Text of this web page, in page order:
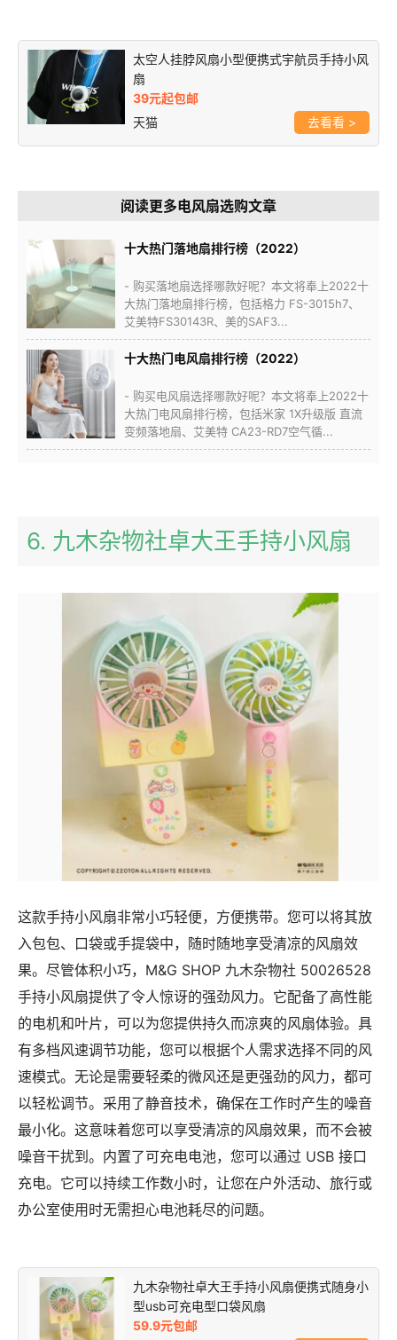
太空人挂脖风扇小型便携式宇航员手持小风
扇
39元起包邮
天猫
>
阅读更多电风扇选购文章
十大热门落地扇排行榜（2022）
- 购买落地扇选择哪款好呢？本文将奉上2022十
大热门落地扇排行榜，包括格力 FS-3015h7、
艾美特FS30143R、美的SAF3...
十大热门电风扇排行榜（2022）
- 购买电风扇选择哪款好呢？本文将奉上2022十
大热门电风扇排行榜，包括米家 1X升级版 直流
变频落地扇、艾美特 CA23-RD7空气循...
6. 九木杂物社卓大王手持小风扇
这款手持小风扇非常小巧轻便，方便携带。您可以将其放
入包包、口袋或手提袋中，随时随地享受清凉的风扇效
果。尽管体积小巧，M&G SHOP 九木杂物社 50026528
手持小风扇提供了令人惊讶的强劲风力。它配备了高性能
的电机和叶片，可以为您提供持久而凉爽的风扇体验。具
有多档风速调节功能，您可以根据个人需求选择不同的风
速模式。无论是需要轻柔的微风还是更强劲的风力，都可
以轻松调节。采用了静音技术，确保在工作时产生的噪音
最小化。这意味着您可以享受清凉的风扇效果，而不会被
噪音干扰到。内置了可充电电池，您可以通过 USB 接口
充电。它可以持续工作数小时，让您在户外活动、旅行或
办公室使用时无需担心电池耗尽的问题。
九木杂物社卓大王手持小风扇便携式随身小
型usb可充电型口袋风扇
59.9元包邮